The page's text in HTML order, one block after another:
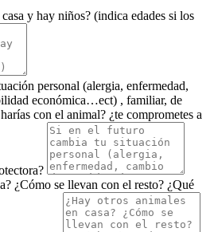
y hay niños? (indica edades si los
personal (alergia, enfermedad,
económica…ect) , familiar, de
con el animal? ¿te comprometes a
¿Cómo se llevan con el resto? ¿Qué